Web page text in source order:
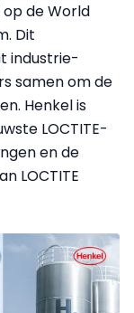
de World
Dit
industrie-
samen om de
Henkel is
LOCTITE-
en de
LOCTITE